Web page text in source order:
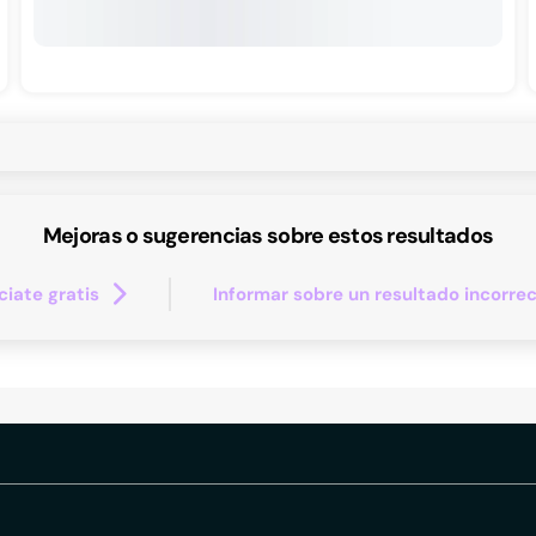
Mejoras o sugerencias sobre estos resultados
gratis Informar sobre un resultado